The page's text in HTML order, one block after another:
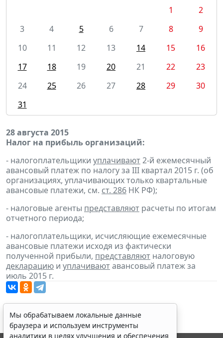
1
2
3
4 5 6 7 8
9
10
11 12 13 14 15
16
17
18 19 20 21 22
23
24
25 26 27 28 29
30
31
28 августа 2015
Налог на прибыль организаций:
- налогоплательщики уплачивают2-й ежемесячный
авансовый платеж по налогу за III квартал 2015 г. (об
организациях, уплачивающих только квартальные
авансовые платежи, см. ст. 286 НК РФ);
- налоговые агенты представляют расчеты по итогам
отчетного периода;
- налогоплательщики, исчисляющие ежемесячные
авансовые платежи исходя из фактически
полученной прибыли, представляют налоговую
декларацию и уплачиваютавансовый платеж за
июль 2015 г.
Мы обрабатываем локальные данные
браузера и используем инструменты
аналитики в целях улучшения и обеспечения